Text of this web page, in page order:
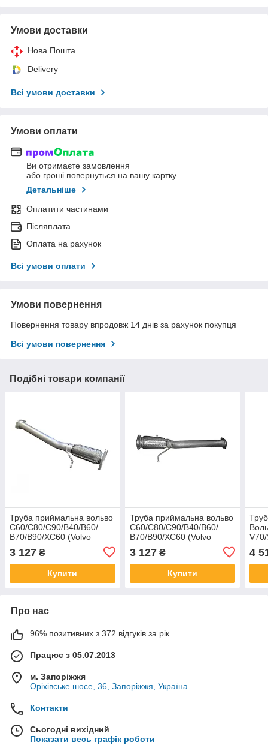
Умови доставки
Нова Пошта
Delivery
Всі умови доставки
Умови оплати
Ви отримаєте замовлення
або гроші повернуться на вашу картку
Детальніше
Оплатити частинами
Післяплата
Оплата на рахунок
Всі умови оплати
Умови повернення
Повернення товару впродовж 14 днів за рахунок покупця
Всі умови повернення
Подібні товари компанії
Труба приймальна вольво
C60/С80/С90/В40/В60/
В70/В90/ХС60 (Volvo
S60/S80/S90/V40/V60/V70/V90/XC60)
(31.012) Polmostrow
3 127 ₴
Купити
Труба приймальна вольво
C60/С80/С90/В40/В60/
В70/В90/XC60 (Volvo
S60/S80/S90/V40/V60/V70/V90/
(31.007) Polmostrow
3 127₴
Купити
4
Про нас
96% позитивних з 372 відгуків за рік
Працює з 05.07.2013
м. Запоріжжя
Оріхівське шосе, 36, Запоріжжя, Україна
Контакти
Сьогодні вихідний
Показати весь графік роботи